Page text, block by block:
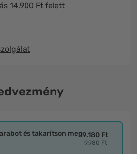
14.900 Ft felett
és takarítson meg9.180 Ft
9.980 Ft